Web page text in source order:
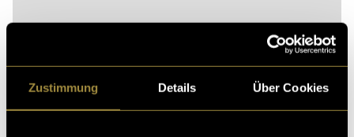
Zustimmung Details Über Cookies
Bitte akzeptiere diestatistik, MarketingCookies um
diesen Inhalt zu sehen.